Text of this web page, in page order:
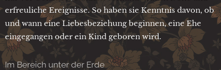
erfreuliche Ereignisse. So haben sie Kenntnis davon, ob
und wann eine Liebesbeziehung beginnen, eine Ehe
eingegangen oder ein Kind geboren wird.
Im Bereich unter der Erde